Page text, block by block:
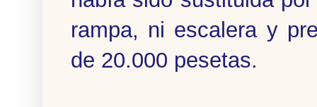
rampa, ni escalera y
de 20.000 pesetas.